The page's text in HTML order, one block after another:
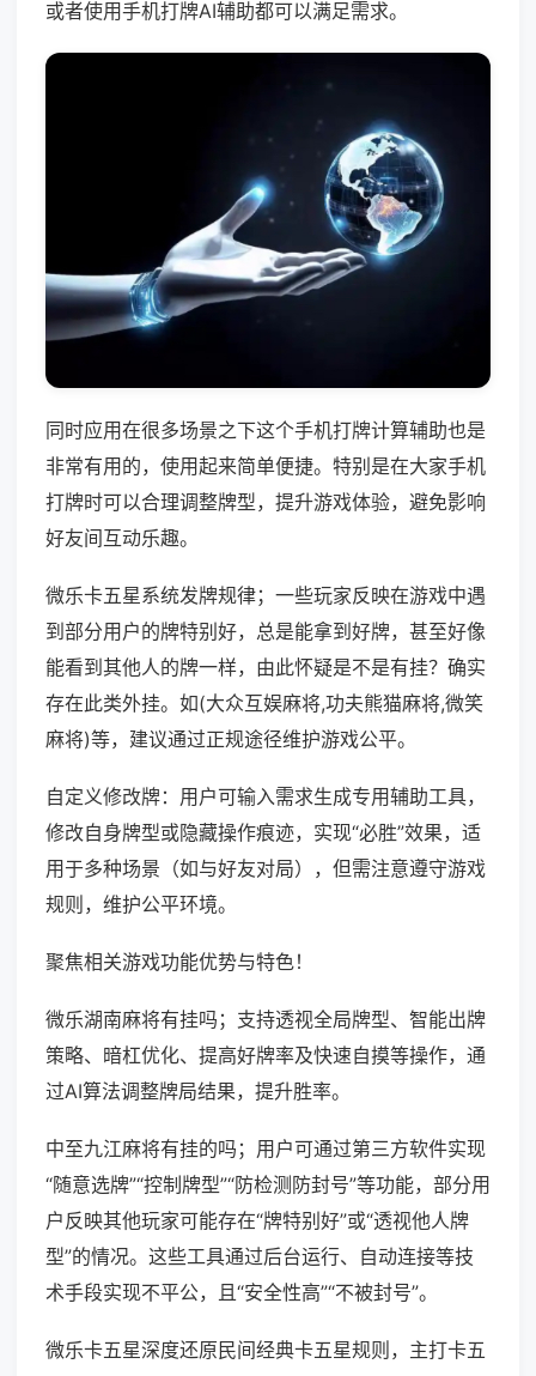
或者使用手机打牌AI辅助都可以满足需求。
同时应用在很多场景之下这个手机打牌计算辅助也是
非常有用的，使用起来简单便捷。特别是在大家手机
打牌时可以合理调整牌型，提升游戏体验，避免影响
好友间互动乐趣。
微乐卡五星系统发牌规律；一些玩家反映在游戏中遇
到部分用户的牌特别好，总是能拿到好牌，甚至好像
能看到其他人的牌一样，由此怀疑是不是有挂？确实
存在此类外挂。如(大众互娱麻将,功夫熊猫麻将,微笑
麻将)等，建议通过正规途径维护游戏公平。
自定义修改牌：用户可输入需求生成专用辅助工具，
修改自身牌型或隐藏操作痕迹，实现“必胜”效果，适
用于多种场景（如与好友对局），但需注意遵守游戏
规则，维护公平环境。
聚焦相关游戏功能优势与特色！
微乐湖南麻将有挂吗；支持透视全局牌型、智能出牌
策略、暗杠优化、提高好牌率及快速自摸等操作，通
过AI算法调整牌局结果，提升胜率。
中至九江麻将有挂的吗；用户可通过第三方软件实现
“随意选牌”“控制牌型”“防检测防封号”等功能，部分用
户反映其他玩家可能存在“牌特别好”或“透视他人牌
型”的情况。这些工具通过后台运行、自动连接等技
术手段实现不平公，且“安全性高”“不被封号”。
微乐卡五星深度还原民间经典卡五星规则，主打卡五